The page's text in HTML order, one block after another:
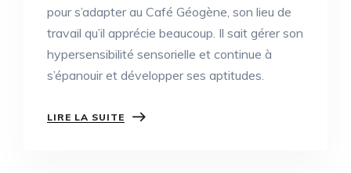
pour s’adapter au Café Géogène, son lieu de
travail qu’il apprécie beaucoup. Il sait gérer son
hypersensibilité sensorielle et continue à
s’épanouir et développer ses aptitudes.
LIRE LA SUITE